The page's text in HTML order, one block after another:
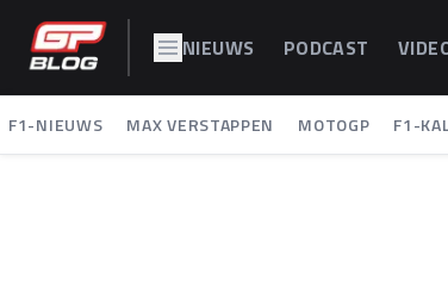
NIEUWS PODCAST
F1-NIEUWS MAX VERSTAPPEN MOTOGP F1-